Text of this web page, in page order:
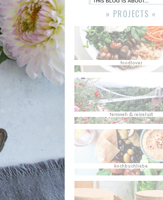
» PROJECTS «